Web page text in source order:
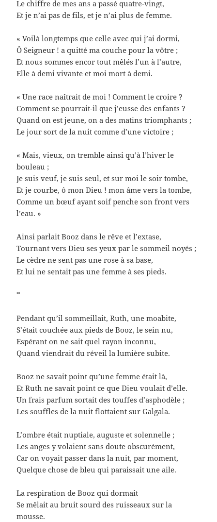
Le chiffre de mes ans a passé quatre-vingt,
Et je n’ai pas de fils, et je n’ai plus de femme.
« Voilà longtemps que celle avec qui j’ai dormi,
Ô Seigneur ! a quitté ma couche pour la vôtre ;
Et nous sommes encor tout mêlés l’un à l’autre,
Elle à demi vivante et moi mort à demi.
« Une race naîtrait de moi ! Comment le croire ?
Comment se pourrait-il que j’eusse des enfants ?
Quand on est jeune, on a des matins triomphants ;
Le jour sort de la nuit comme d’une victoire ;
« Mais, vieux, on tremble ainsi qu’à l’hiver le
bouleau ;
Je suis veuf, je suis seul, et sur moi le soir tombe,
Et je courbe, ô mon Dieu ! mon âme vers la tombe,
Comme un bœuf ayant soif penche son front vers
l’eau. »
Ainsi parlait Booz dans le rêve et l’extase,
Tournant vers Dieu ses yeux par le sommeil noyés ;
Le cèdre ne sent pas une rose à sa base,
Et lui ne sentait pas une femme à ses pieds.
*
Pendant qu’il sommeillait, Ruth, une moabite,
S’était couchée aux pieds de Booz, le sein nu,
Espérant on ne sait quel rayon inconnu,
Quand viendrait du réveil la lumière subite.
Booz ne savait point qu’une femme était là,
Et Ruth ne savait point ce que Dieu voulait d’elle.
Un frais parfum sortait des touffes d’asphodèle ;
Les souffles de la nuit flottaient sur Galgala.
L’ombre était nuptiale, auguste et solennelle ;
Les anges y volaient sans doute obscurément,
Car on voyait passer dans la nuit, par moment,
Quelque chose de bleu qui paraissait une aile.
La respiration de Booz qui dormait
Se mêlait au bruit sourd des ruisseaux sur la
mousse.